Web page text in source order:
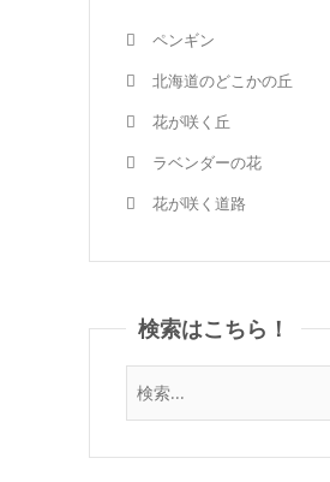
ペンギン
北海道のどこかの丘
花が咲く丘
ラベンダーの花
花が咲く道路
検索はこちら！